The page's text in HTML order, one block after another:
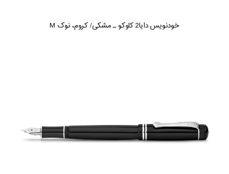
خودنویس دایا2 کاوکو ـ مشکی/ کروم، نوک M